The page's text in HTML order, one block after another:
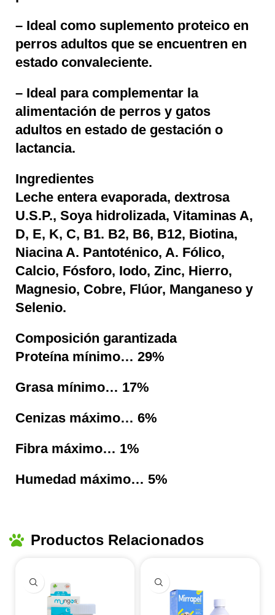
– Ideal como suplemento proteico en
perros adultos que se encuentren en
estado convaleciente.
– Ideal para complementar la
alimentación de perros y gatos
adultos en estado de gestación o
lactancia.
Ingredientes
Leche entera evaporada, dextrosa
U.S.P., Soya hidrolizada, Vitaminas A,
D, E, K, C, B1. B2, B6, B12, Biotina,
Niacina A. Pantoténico, A. Fólico,
Calcio, Fósforo, Iodo, Zinc, Hierro,
Magnesio, Cobre, Flúor, Manganeso y
Selenio.
Composición garantizada
Proteína mínimo… 29%
Grasa mínimo… 17%
Cenizas máximo… 6%
Fibra máximo… 1%
Humedad máximo… 5%
Productos Relacionados